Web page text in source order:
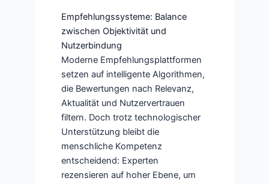
Empfehlungssysteme: Balance
zwischen Objektivität und
Nutzerbindung
Moderne Empfehlungsplattformen
setzen auf intelligente Algorithmen,
die Bewertungen nach Relevanz,
Aktualität und Nutzervertrauen
filtern. Doch trotz technologischer
Unterstützung bleibt die
menschliche Kompetenz
entscheidend: Experten
rezensieren auf hoher Ebene, um